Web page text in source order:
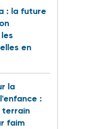
: la future
en
la
:
terrain
faim